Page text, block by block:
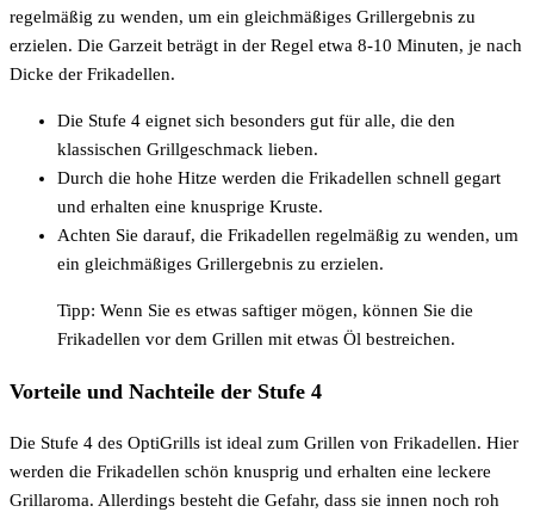
regelmäßig zu wenden, um ein gleichmäßiges Grillergebnis zu
erzielen. Die Garzeit beträgt in der Regel etwa 8-10 Minuten, je nach
Dicke der Frikadellen.
Die Stufe 4 eignet sich besonders gut für alle, die den
klassischen Grillgeschmack lieben.
Durch die hohe Hitze werden die Frikadellen schnell gegart
und erhalten eine knusprige Kruste.
Achten Sie darauf, die Frikadellen regelmäßig zu wenden, um
ein gleichmäßiges Grillergebnis zu erzielen.
Tipp: Wenn Sie es etwas saftiger mögen, können Sie die
Frikadellen vor dem Grillen mit etwas Öl bestreichen.
Vorteile und Nachteile der Stufe 4
Die Stufe 4 des OptiGrills ist ideal zum Grillen von Frikadellen. Hier
werden die Frikadellen schön knusprig und erhalten eine leckere
Grillaroma. Allerdings besteht die Gefahr, dass sie innen noch roh